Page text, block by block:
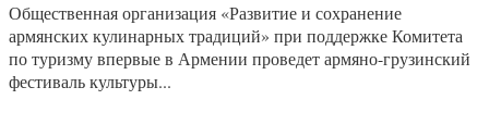
Общественная организация «Развитие и сохранение
армянских кулинарных традиций» при поддержке Комитета
по туризму впервые в Армении проведет армяно-грузинский
фестиваль культуры...